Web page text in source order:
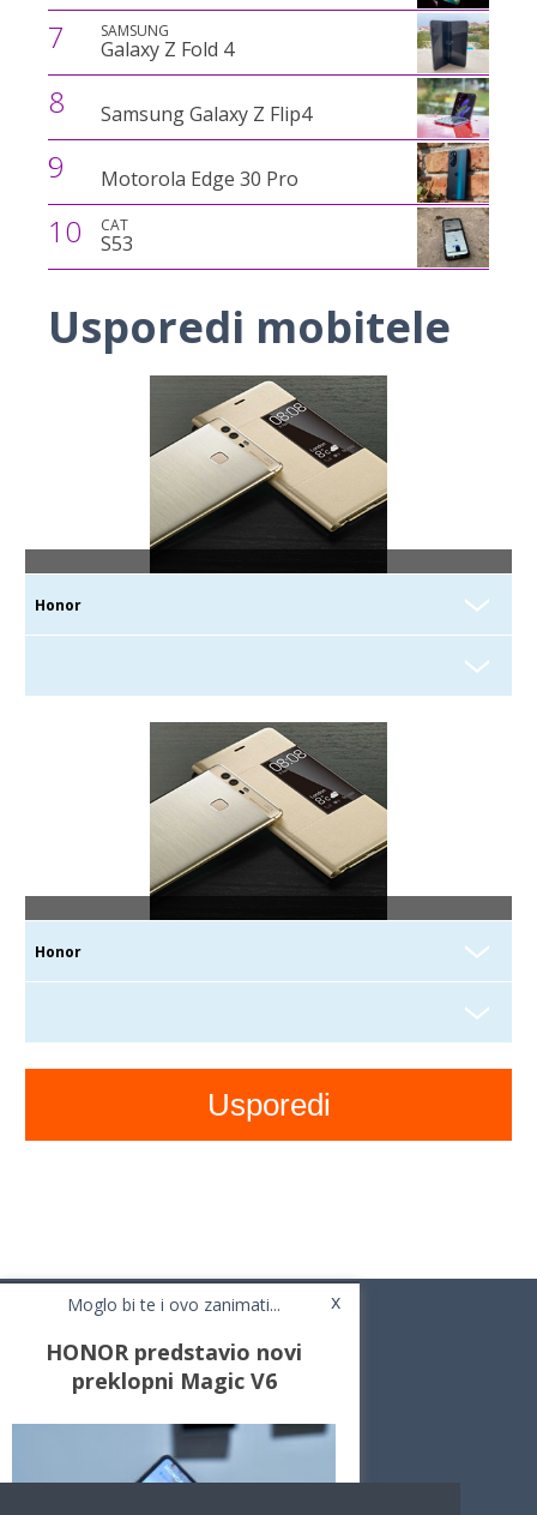
7 SAMSUNG
Galaxy Z Fold 4
8 Samsung Galaxy Z Flip4
9 Motorola Edge 30 Pro
10 CAT
S53
Usporedi mobitele
Moglo bi te i ovo zanimati... x
HONOR predstavio novi
preklopni Magic V6
Novosti
Usporedi mobitele